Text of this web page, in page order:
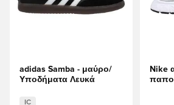
adidas Samba - μαύρο/
Υποδήματα Λευκά
IC
Nike